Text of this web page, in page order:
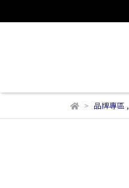
品牌專區 ,